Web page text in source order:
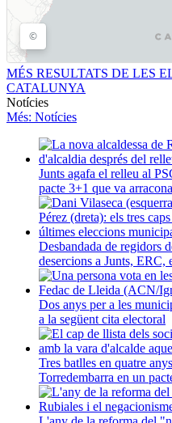
MÉS RESULTATS DE LES
CATALUNYA
Notícies
Més: Notícies
Junts agafa el relleu al
pacte 3+1 que va
Desbandada de regidors
desercions a Junts, ERC,
Dos anys per a les
a la següent cita electoral
Tres batlles en quatre
Torredembarra en un